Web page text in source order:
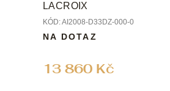
LACROIX
KÓD:AI2008-D33DZ-000-0
13 860 Kč
NA DOTAZ